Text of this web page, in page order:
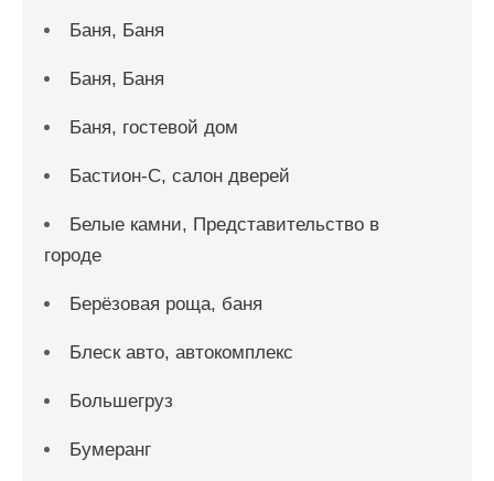
Баня, Баня
Баня, Баня
Баня, гостевой дом
Бастион-С, салон дверей
Белые камни, Представительство в
городе
Берёзовая роща, баня
Блеск авто, автокомплекс
Большегруз
Бумеранг